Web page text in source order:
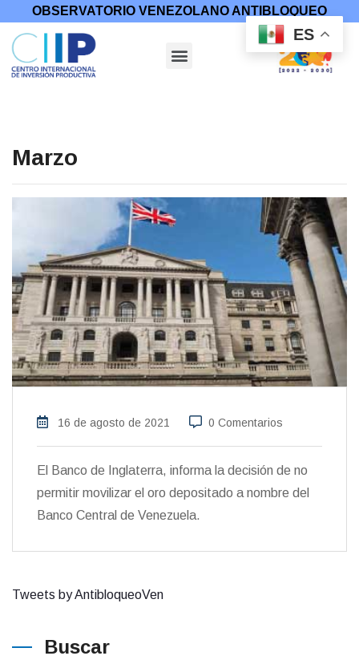
OBSERVATORIO VENEZOLANO ANTIBLOQUEO
Marzo
16 de agosto de 2021 0 Comentarios
El Banco de Inglaterra, informa la decisión de no
permitir movilizar el oro depositado a nombre del
Banco Central de Venezuela.
Tweets by AntibloqueoVen
Buscar
ES